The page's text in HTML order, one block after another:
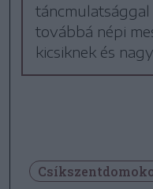
továbbá népi
kicsiknek és